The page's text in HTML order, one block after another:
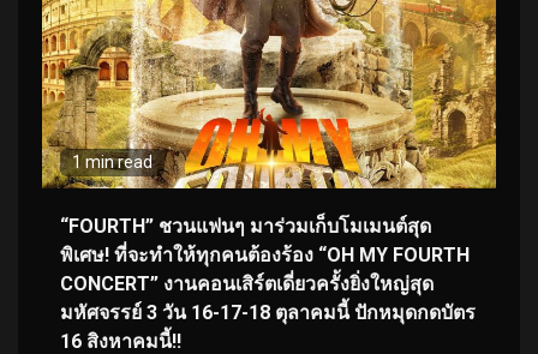
1 min read
“FOURTH” ชวนแฟนๆ มาร่วมเก็บโมเมนต์สุด
พิเศษ! ที่จะทำให้ทุกคนต้องร้อง “OH MY FOURTH
CONCERT” งานคอนเสิร์ตเดี่ยวครั้งยิ่งใหญ่สุด
มหัศจรรย์ 3 วัน 16-17-18 ตุลาคมนี้ ปักหมุดกดบัตร
16 สิงหาคมนี้!!